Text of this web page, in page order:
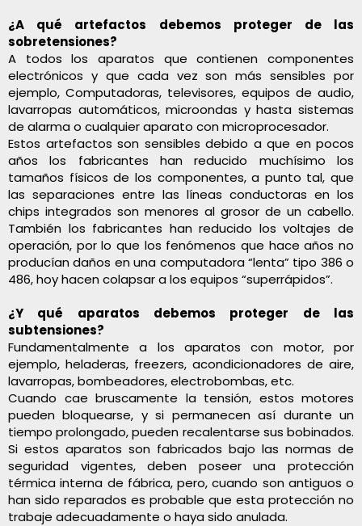
¿A qué artefactos debemos proteger de las
sobretensiones?
A todos los aparatos que contienen componentes
electrónicos y que cada vez son más sensibles por
ejemplo, Computadoras, televisores, equipos de audio,
lavarropas automáticos, microondas y hasta sistemas
de alarma o cualquier aparato con microprocesador.
Estos artefactos son sensibles debido a que en pocos
años los fabricantes han reducido muchísimo los
tamaños físicos de los componentes, a punto tal, que
las separaciones entre las líneas conductoras en los
chips integrados son menores al grosor de un cabello.
También los fabricantes han reducido los voltajes de
operación, por lo que los fenómenos que hace años no
producían daños en una computadora “lenta” tipo 386 o
486, hoy hacen colapsar a los equipos “superrápidos”.
¿Y qué aparatos debemos proteger de las
subtensiones?
Fundamentalmente a los aparatos con motor, por
ejemplo, heladeras, freezers, acondicionadores de aire,
lavarropas, bombeadores, electrobombas, etc.
Cuando cae bruscamente la tensión, estos motores
pueden bloquearse, y si permanecen así durante un
tiempo prolongado, pueden recalentarse sus bobinados.
Si estos aparatos son fabricados bajo las normas de
seguridad vigentes, deben poseer una protección
térmica interna de fábrica, pero, cuando son antiguos o
han sido reparados es probable que esta protección no
trabaje adecuadamente o haya sido anulada.